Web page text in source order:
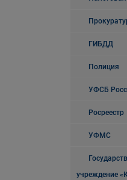
ГИБДД
Полиция
УФСБ
Росреестр
УФМС
учреждение